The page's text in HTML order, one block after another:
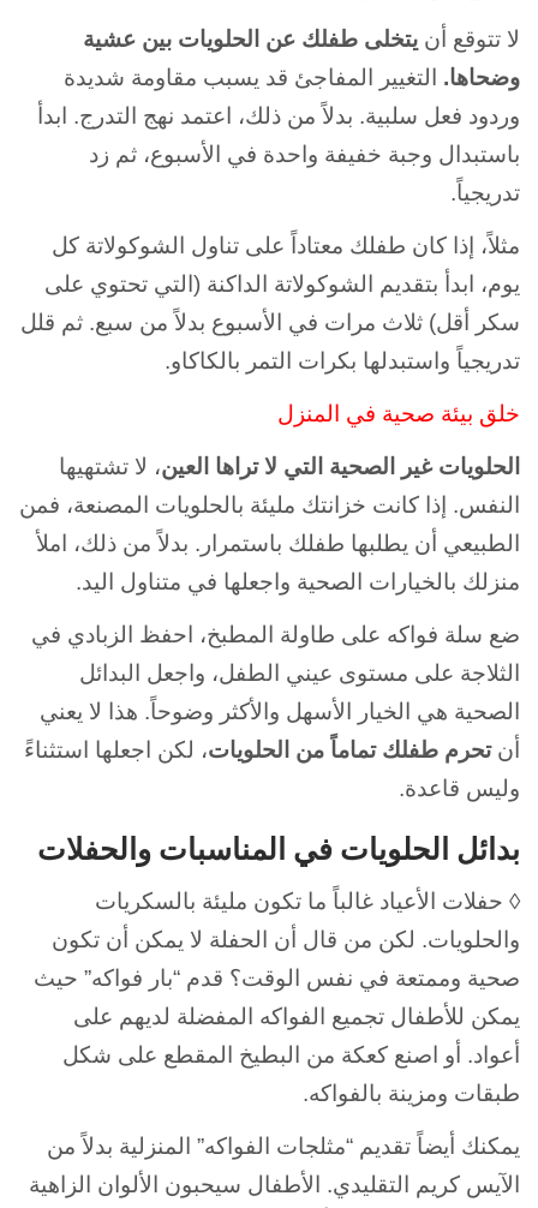
لا تتوقع أن يتخلى طفلك عن الحلويات بين عشية
وضحاها. التغيير المفاجئ قد يسبب مقاومة شديدة
وردود فعل سلبية. بدلاً من ذلك، اعتمد نهج التدرج. ابدأ
باستبدال وجبة خفيفة واحدة في الأسبوع، ثم زد
تدريجياً.
مثلاً، إذا كان طفلك معتاداً على تناول الشوكولاتة كل
يوم، ابدأ بتقديم الشوكولاتة الداكنة (التي تحتوي على
سكر أقل) ثلاث مرات في الأسبوع بدلاً من سبع. ثم قلل
تدريجياً واستبدلها بكرات التمر بالكاكاو.
خلق بيئة صحية في المنزل
الحلويات غير الصحية التي لا تراها العين، لا تشتهيها
النفس. إذا كانت خزانتك مليئة بالحلويات المصنعة، فمن
الطبيعي أن يطلبها طفلك باستمرار. بدلاً من ذلك، املأ
منزلك بالخيارات الصحية واجعلها في متناول اليد.
ضع سلة فواكه على طاولة المطبخ، احفظ الزبادي في
الثلاجة على مستوى عيني الطفل، واجعل البدائل
الصحية هي الخيار الأسهل والأكثر وضوحاً. هذا لا يعني
أنتحرم طفلك تماماً من الحلويات، لكن اجعلها استثناءً
وليس قاعدة.
بدائل الحلويات في المناسبات والحفلات
◊ حفلات الأعياد غالباً ما تكون مليئة بالسكريات
والحلويات. لكن من قال أن الحفلة لا يمكن أن تكون
صحية وممتعة في نفس الوقت؟ قدم “بار فواكه” حيث
يمكن للأطفال تجميع الفواكه المفضلة لديهم على
أعواد. أو اصنع كعكة من البطيخ المقطع على شكل
طبقات ومزينة بالفواكه.
يمكنك أيضاً تقديم “مثلجات الفواكه” المنزلية بدلاً من
الآيس كريم التقليدي. الأطفال سيحبون الألوان الزاهية